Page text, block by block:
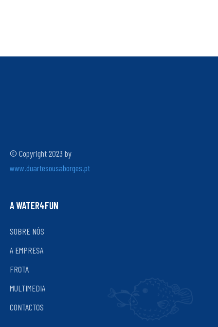
© Copyright 2023 by
www.duartesousaborges.pt
A WATER4FUN
SOBRE NÓS
A EMPRESA
FROTA
MULTIMEDIA
CONTACTOS